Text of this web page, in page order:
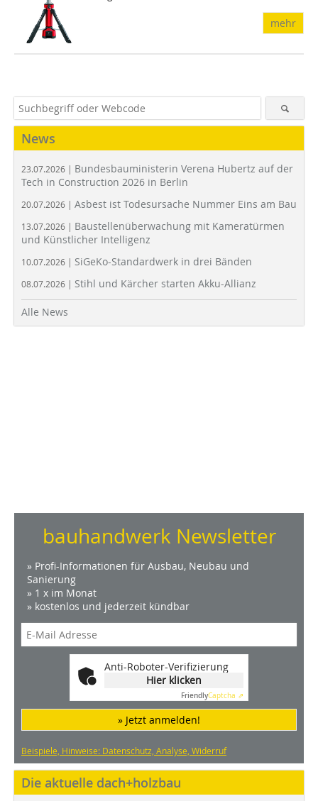
mehr
News
23.07.2026 | Bundesbauministerin Verena Hubertz auf der
Tech in Construction 2026 in Berlin
20.07.2026 | Asbest ist Todesursache Nummer Eins am Bau
13.07.2026 | Baustellenüberwachung mit Kameratürmen
und Künstlicher Intelligenz
10.07.2026 | SiGeKo-Standardwerk in drei Bänden
08.07.2026 | Stihl und Kärcher starten Akku-Allianz
Alle News
bauhandwerk Newsletter
» Profi-Informationen für Ausbau, Neubau und
Sanierung
» 1 x im Monat
» kostenlos und jederzeit kündbar
Anti-Roboter-Verifizierung
Hier klicken
FriendlyCaptcha ⇗
» Jetzt anmelden!
Beispiele, Hinweise: Datenschutz, Analyse, Widerruf
Die aktuelle dach+holzbau